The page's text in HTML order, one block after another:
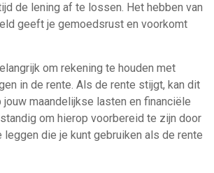
de lening af te lossen. Het hebben van
geeft je gemoedsrust en voorkomt
om rekening te houden met
in de rente. Als de rente stijgt, kan dit
jouw maandelijkse lasten en financiële
om hierop voorbereid te zijn door
leggen die je kunt gebruiken als de rente